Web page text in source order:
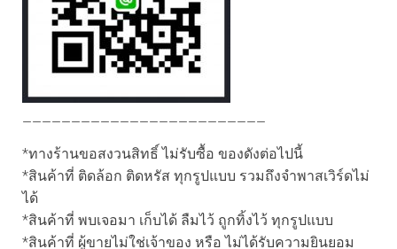
—————————————————————————
*ทางร้านขอสงวนสิทธิ์ ไม่รับซื้อ ของดังต่อไปนี้
*สินค้าที่ ติดล้อก ติดหรัส ทุกรูปแบบ รวมถึงจำพาสเวิร์ดไม่
ได้
*สินค้าที่ พบเจอมา เก็บได้ ลืมไว้ ถูกทิ้งไว้ ทุกรูปแบบ
*สินค้าที่ ผู้ขายไม่ใช่เจ้าของ หรือ ไม่ได้รับความยินยอม